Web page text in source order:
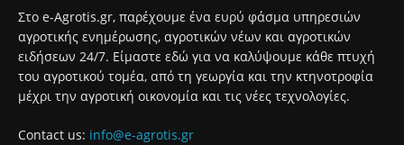
Στο e-Agrotis.gr, παρέχουμε ένα ευρύ φάσμα υπηρεσιών
αγροτικής ενημέρωσης, αγροτικών νέων και αγροτικών
ειδήσεων 24/7. Είμαστε εδώ για να καλύψουμε κάθε πτυχή
του αγροτικού τομέα, από τη γεωργία και την κτηνοτροφία
μέχρι την αγροτική οικονομία και τις νέες τεχνολογίες.
Contact us: info@e-agrotis.gr